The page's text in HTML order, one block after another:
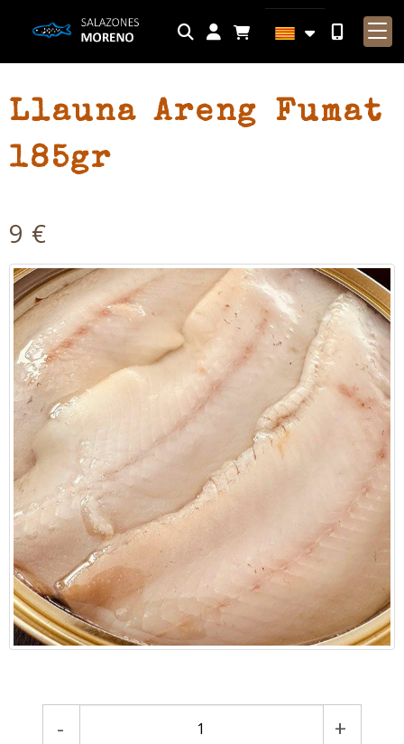
Identifícat
Llauna Areng Fumat
185gr
9 €
- +